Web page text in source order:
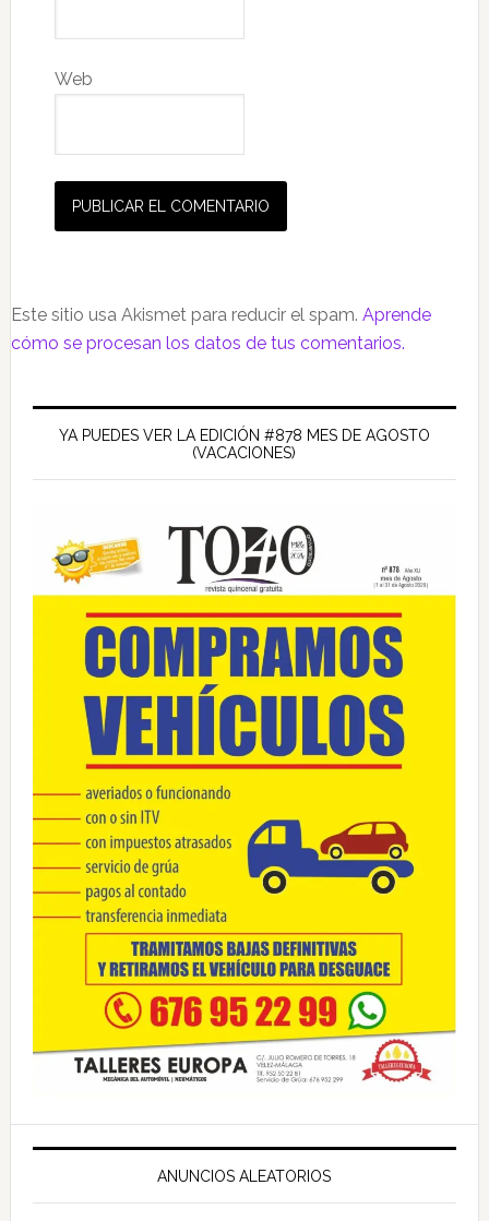
Web
Este sitio usa Akismet para reducir el spam. Aprende
cómo se procesan los datos de tus comentarios.
Barra
lateral
principal
YA PUEDES VER LA EDICIÓN #878 MES DE AGOSTO
(VACACIONES)
ANUNCIOS ALEATORIOS